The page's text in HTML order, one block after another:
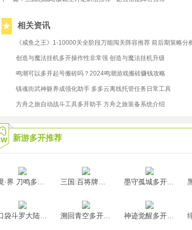
相关资讯
《咸鱼之王》1-10000关全阶段万能闯关阵容推荐 前后期策略分
创造与魔法挂机多开操作性非常强 创造与魔法挂机升级
鸣潮可以多开起号搬砖吗？2024鸣潮游戏搬砖赚钱攻略
镇魂街武神躯养成强化助手 多多云离线托管任务日常工具
方舟之旅自动战斗工具多开助手 方舟之旅装备系统介绍
新游多开推荐